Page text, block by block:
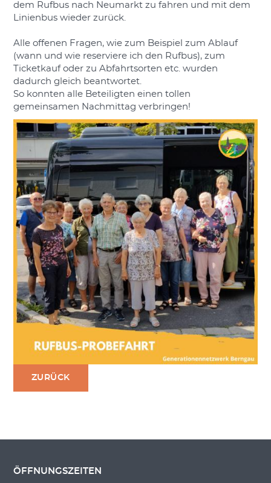
dem Rufbus nach Neumarkt zu fahren und mit dem
Linienbus wieder zurück.
Alle offenen Fragen, wie zum Beispiel zum Ablauf
(wann und wie reserviere ich den Rufbus), zum
Ticketkauf oder zu Abfahrtsorten etc. wurden
dadurch gleich beantwortet.
So konnten alle Beteiligten einen tollen
gemeinsamen Nachmittag verbringen!
ZURÜCK
ÖFFNUNGSZEITEN